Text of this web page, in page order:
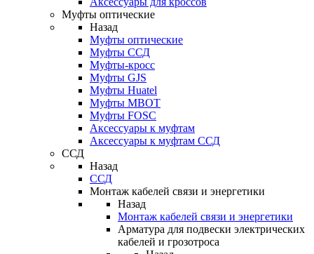
Муфты оптические
Назад
Муфты оптические
Муфты ССД
Муфты-кросс
Муфты GJS
Муфты Huatel
Муфты МВОТ
Муфты FOSC
Аксессуары к муфтам
Аксессуары к муфтам ССД
ССД
Назад
ССД
Монтаж кабелей связи и энергетики
Назад
Монтаж кабелей связи и энергетики
Арматура для подвески электрических
кабелей и грозотроса